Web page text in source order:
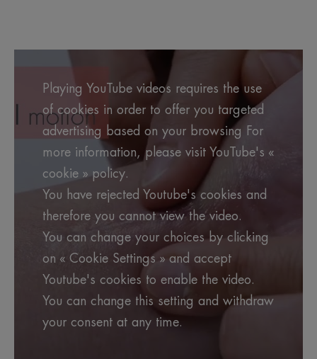
Playing YouTube videos requires the use
of cookies in order to offer you targeted
advertising based on your browsing For
more information, please visit YouTube's «
cookie » policy.
You have rejected Youtube's cookies and
therefore you cannot view the video.
You can change your choices by clicking
on « Cookie Settings » and accept
Youtube's cookies to enable the video.
You can change this setting and withdraw
your consent at any time.